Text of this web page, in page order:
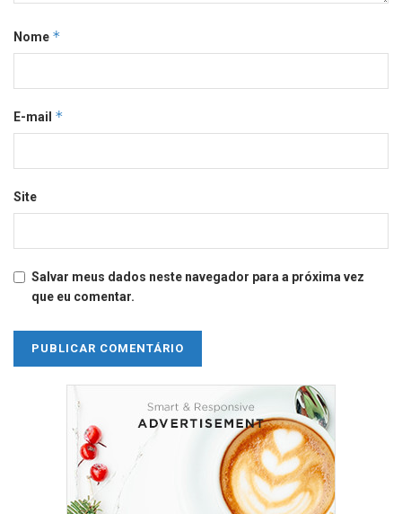
Nome *
E-mail *
Site
Salvar meus dados neste navegador para a próxima vez
que eu comentar.